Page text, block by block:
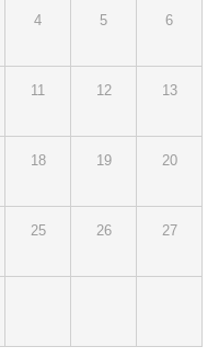
4 5 6
11 12 13
18 19 20
25 26 27